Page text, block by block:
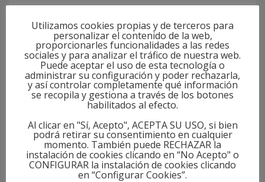
fue una persona muy cercana y querida en la
organización que recibió en 2012 el máximo
galardón empresarial que otorga Fele, el
Empresario Leonés del Año».
«Un premio en el que se reconoció su tenacidad y
esfuerzo durante su trayectoria empresarial.
Cualidades que ha transmitido a sus hijos y que
han llevado a Patatas Hijolusa, que forma parte
en la actualidad de la Junta Directiva de Fele, a
Utilizamos cookies propias y de terceros para
personalizar el contenido de la web,
proporcionarles funcionalidades a las redes
sociales y para analizar el tráfico de nuestra web.
Puede aceptar el uso de esta tecnología o
administrar su configuración y poder rechazarla,
y así controlar completamente qué información
se recopila y gestiona a través de los botones
habilitados al efecto.
Al clicar en "Sí, Acepto", ACEPTA SU USO, si bien
podrá retirar su consentimiento en cualquier
momento. También puede RECHAZAR la
instalación de cookies clicando en “No Acepto" o
CONFIGURAR la instalación de cookies clicando
en “Configurar Cookies”.